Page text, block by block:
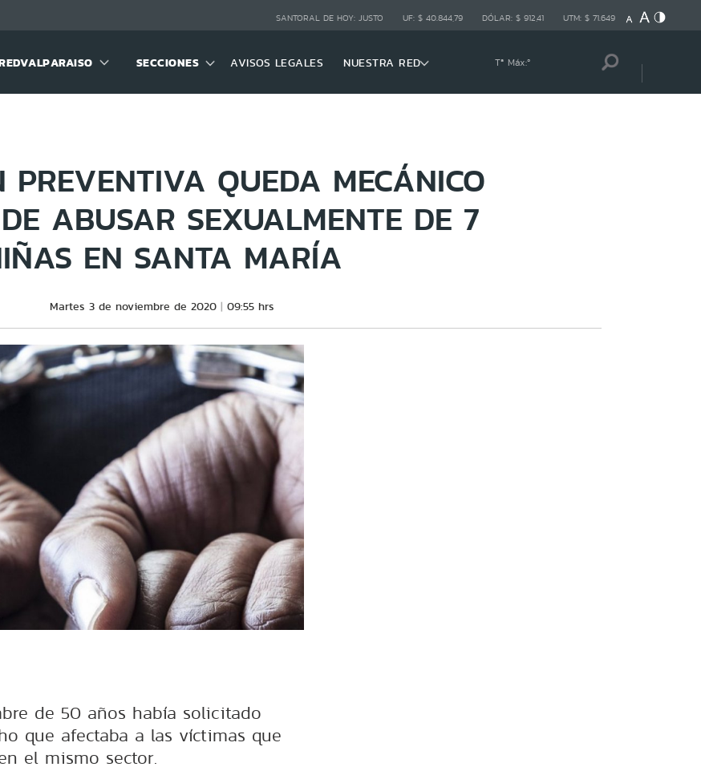
SANTORAL DE HOY: JUSTO UF: $ 40.844,79 DÓLAR: $ 912,41 UTM: $ 71.649
SECCIONES AVISOS LEGALES NUESTRA RED Tª Máx:º
PREVENTIVA QUEDA MECÁNICO
ABUSAR SEXUALMENTE DE 7
EN SANTA MARÍA
Martes 3 de noviembre de 2020 09:55 hrs
de 50 años había solicitado
que afectaba a las víctimas que
el mismo sector.